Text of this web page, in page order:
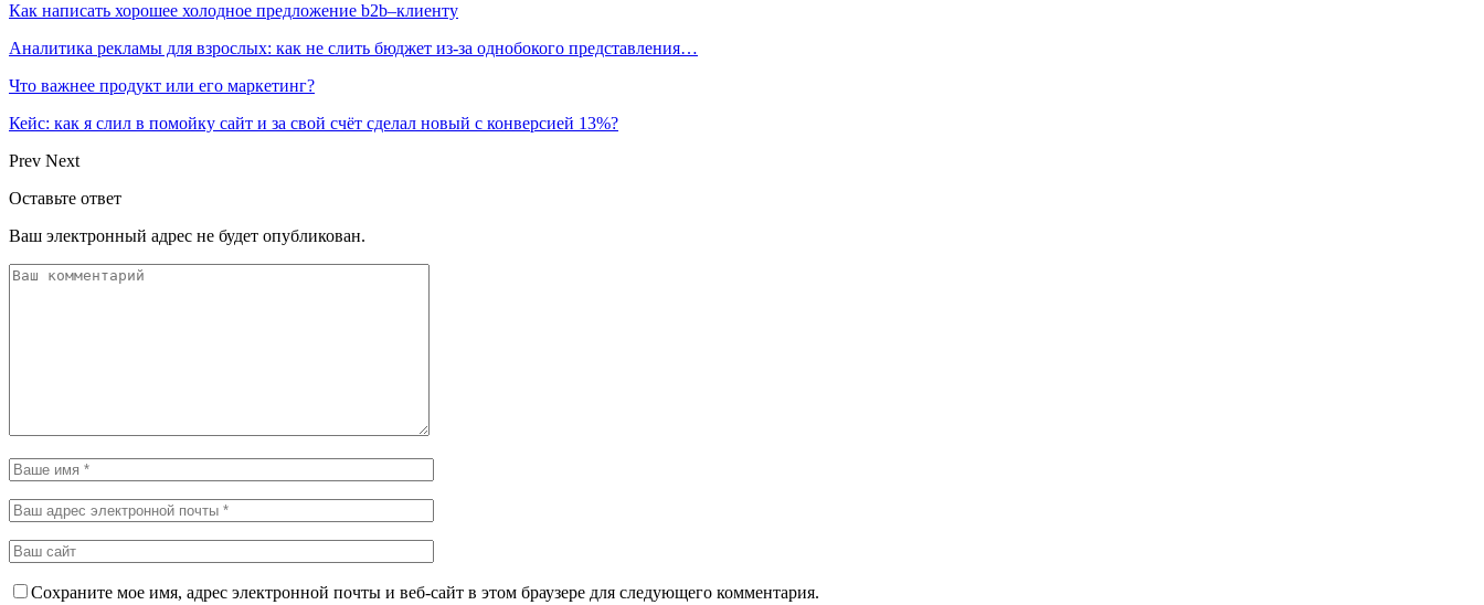
Как написать хорошее холодное предложение b2b–клиенту
Аналитика рекламы для взрослых: как не слить бюджет из-за однобокого представления…
Что важнее продукт или его маркетинг?
Кейс: как я слил в помойку сайт и за свой счёт сделал новый с конверсией 13%?
Prev Next
Оставьте ответ
Ваш электронный адрес не будет опубликован.
Сохраните мое имя, адрес электронной почты и веб-сайт в этом браузере для следующего комментария.